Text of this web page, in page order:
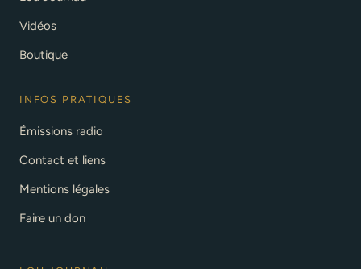
Vidéos
Boutique
INFOS PRATIQUES
Émissions radio
Contact et liens
Mentions légales
Faire un don